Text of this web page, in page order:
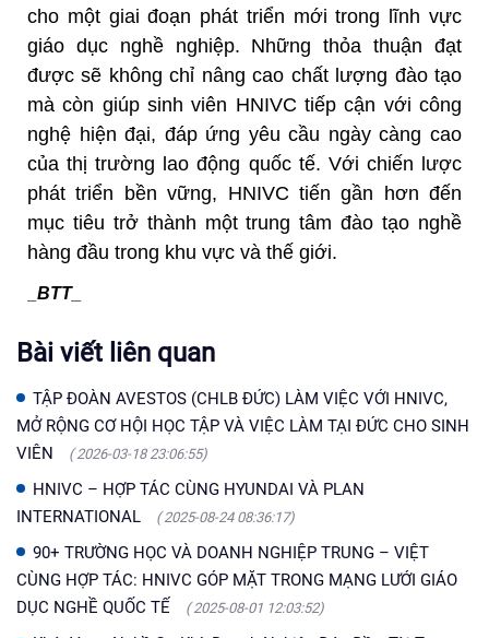
cho một giai đoạn phát triển mới trong lĩnh vực
giáo dục nghề nghiệp. Những thỏa thuận đạt
được sẽ không chỉ nâng cao chất lượng đào tạo
mà còn giúp sinh viên HNIVC tiếp cận với công
nghệ hiện đại, đáp ứng yêu cầu ngày càng cao
của thị trường lao động quốc tế. Với chiến lược
phát triển bền vững, HNIVC tiến gần hơn đến
mục tiêu trở thành một trung tâm đào tạo nghề
hàng đầu trong khu vực và thế giới.
_BTT_
Bài viết liên quan
TẬP ĐOÀN AVESTOS (CHLB ĐỨC) LÀM VIỆC VỚI HNIVC,
MỞ RỘNG CƠ HỘI HỌC TẬP VÀ VIỆC LÀM TẠI ĐỨC CHO SINH
VIÊN
( 2026-03-18 23:06:55)
HNIVC – HỢP TÁC CÙNG HYUNDAI VÀ PLAN
INTERNATIONAL
( 2025-08-24 08:36:17)
90+ TRƯỜNG HỌC VÀ DOANH NGHIỆP TRUNG – VIỆT
CÙNG HỢP TÁC: HNIVC GÓP MẶT TRONG MẠNG LƯỚI GIÁO
DỤC NGHỀ QUỐC TẾ
( 2025-08-01 12:03:52)